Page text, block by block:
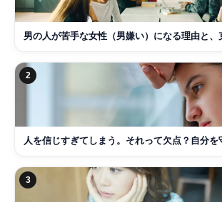
男の人が苦手な女性（男嫌い）になる理由と、
2
人を信じすぎてしまう。それって欠点？自分を
3